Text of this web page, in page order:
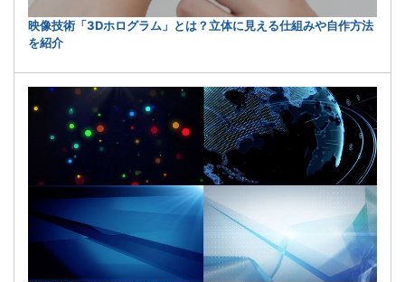
映像技術「3Dホログラム」とは？立体に見える仕組みや自作方法
を紹介